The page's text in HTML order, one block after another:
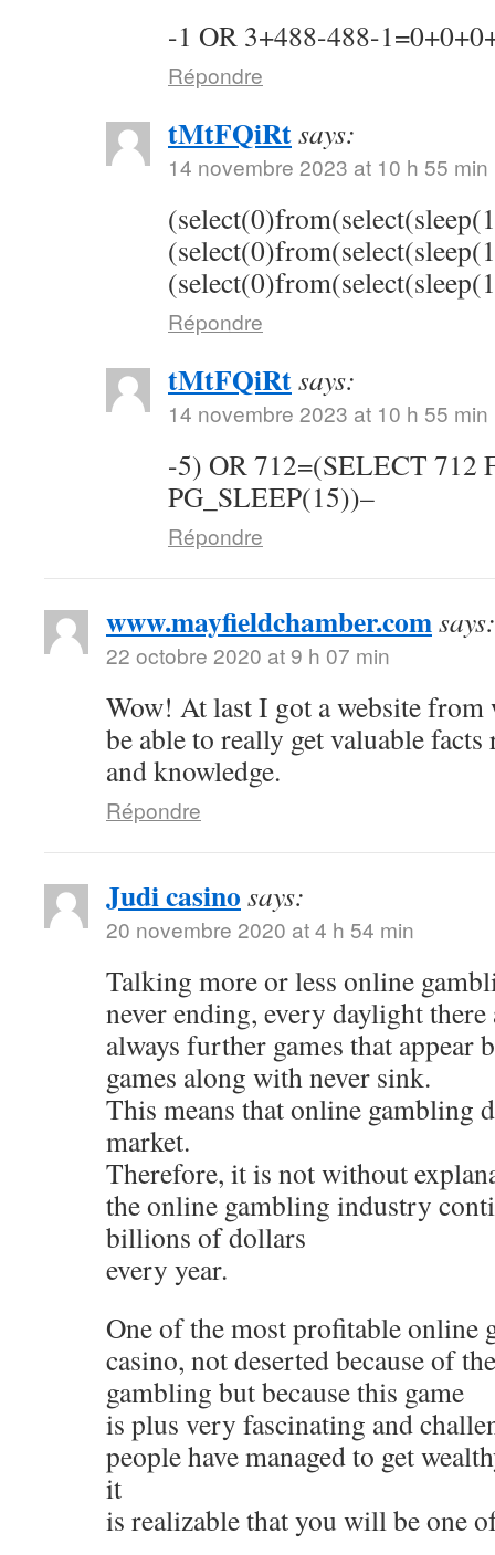
-1 OR 3+488-488-
Répondre
tMtFQiRtsays:
14 novembre 2023 at 10 h 55 min
Répondre
tMtFQiRtsays:
14 novembre 2023 at 10 h 55 min
-5) OR 712=(SELECT 712
PG_SLEEP(15))–
Répondre
www.mayfieldchamber.comsays:
22 octobre 2020 at 9 h 07 min
Wow! At last I got a website from
be able to really get valuable
and knowledge.
Répondre
Judi casino says:
20 novembre 2020 at 4 h 54 min
Talking more or less online
never ending, every daylight there
always further games that appear
games along with never sink.
This means that online gambling
market.
Therefore, it is not without
the online gambling industry
billions of dollars
every year.
One of the most profitable online
casino, not deserted because of
gambling but because this game
is plus very fascinating and
people have managed to get
it
is realizable that you will be one